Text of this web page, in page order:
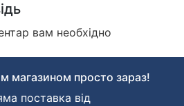
вам необхідно
магазином просто зараз!
поставка від